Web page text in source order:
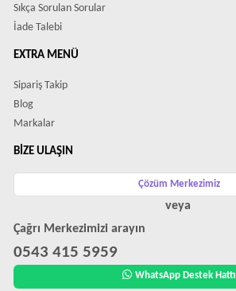
Sıkça Sorulan Sorular
İade Talebi
EXTRA MENÜ
Sipariş Takip
Blog
Markalar
BIZE ULAŞIN
Çözüm Merkezimiz
veya
Çağrı Merkezimizi arayın
0543 415 5959
WhatsApp Destek Hattı